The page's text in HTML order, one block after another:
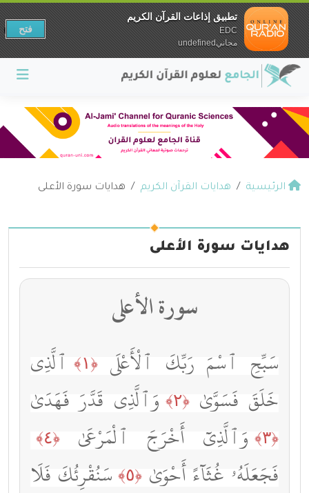
الرئيسية هدايات القرآن الكريم هدايات سورة الأعلى
هدايات سورة الأعلى
سورة الأعلى
سَبِّحِ ٱسْمَ رَبِّكَ ٱلْأَعْلَى ﴿١﴾
ٱلَّذِى
خَلَقَ فَسَوَّىٰ﴿٢﴾ وَٱلَّذِى قَدَّرَ فَهَدَىٰ
﴿٣﴾ وَٱلَّذِىٓ أَخْرَجَ ٱلْمَرْعَىٰ ﴿٤﴾
فَجَعَلَهُۥ غُثَآءً أَحْوَىٰ﴿٥﴾
سَنُقْرِئُكَ فَلَا
تطبيق إذاعات القرآن الكريم
EDC
مجانيundefined
فتح